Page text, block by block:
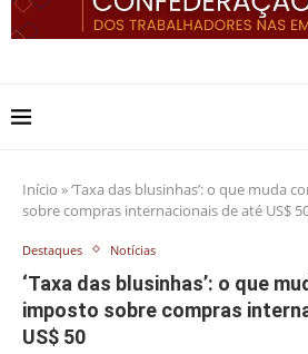
Início »‘Taxa das blusinhas’: o que muda
sobre compras internacionais de até US$
Destaques Notícias
‘Taxa das blusinhas’: o que
imposto sobre compras
US$ 50